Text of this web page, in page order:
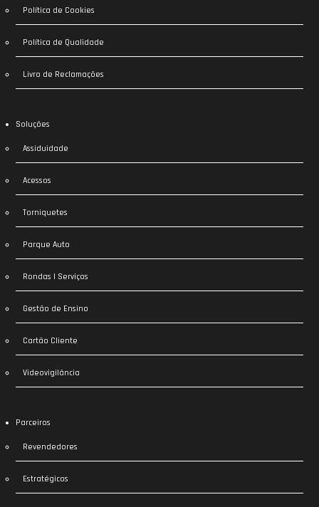
Política de Cookies
Política de Qualidade
Livro de Reclamações
Soluções
Assiduidade
Acessos
Torniquetes
Parque Auto
Rondas | Serviços
Gestão de Ensino
Cartão Cliente
Videovigilância
Parceiros
Revendedores
Estratégicos